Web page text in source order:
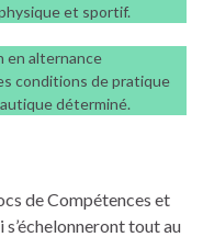
et sportif.
en alternance
conditions de pratique
déterminé.
de Compétences et
s’échelonneront tout au